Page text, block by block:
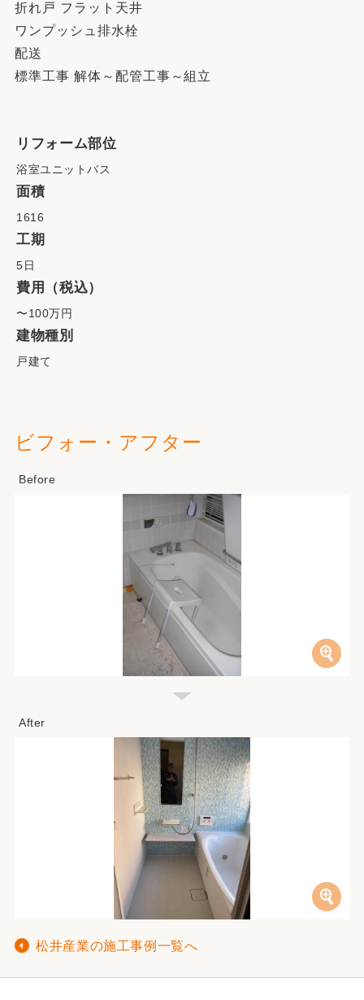
折れ戸 フラット天井
ワンプッシュ排水栓
配送
標準工事 解体～配管工事～組立
リフォーム部位
浴室ユニットバス
面積
1616
工期
5日
費用（税込）
〜100万円
建物種別
戸建て
ビフォー・アフター
松井産業の施工事例一覧へ